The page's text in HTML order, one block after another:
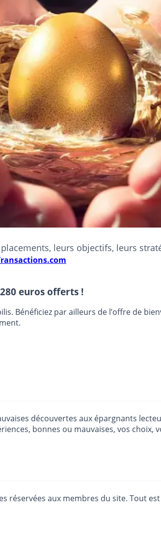
leurs objectifs, leurs
euros offerts !
Bénéficiez par ailleurs de l’offre de
découvertes aux épargnants
bonnes ou mauvaises, vos
réservées aux membres du site. Tout